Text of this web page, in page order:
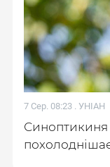
7 Сер. 08:23 . УНІАН
Синоптикиня
похолоднішає